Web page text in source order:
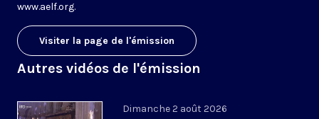
www.aelf.org.
Visiter la page de l'émission
Autres vidéos de l'émission
Dimanche 2 août 2026